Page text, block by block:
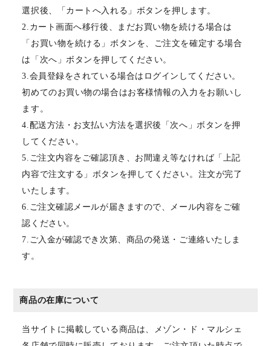
選択後、「カートへ入れる」ボタンを押します。
2.カート画面へ移行後、まだお買い物を続ける場合は
「お買い物を続ける」ボタンを、ご注文を確定する場合
は「次へ」ボタンを押してください。
3.会員登録をされている場合はログインしてください。
初めてのお買い物の場合はお客様情報の入力をお願いし
ます。
4.配送方法・お支払い方法を選択後「次へ」ボタンを押
してください。
5.ご注文内容をご確認頂き、お間違え等なければ「上記
内容で注文する」ボタンを押してください。注文が完了
いたします。
6.ご注文確認メールが届きますので、メール内容をご確
認ください。
7.ご入金が確認でき次第、商品の発送・ご連絡いたしま
す。
商品の在庫について
当サイトに掲載している商品は、メゾン・ド・マルシェ